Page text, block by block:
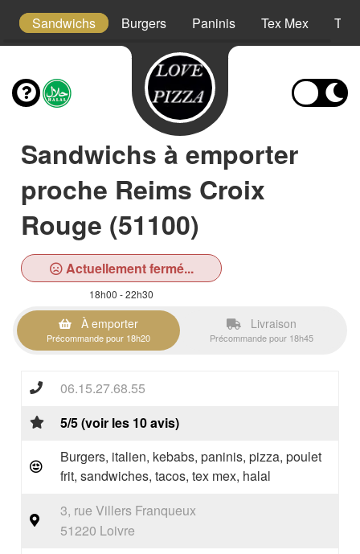
Sandwichs Burgers Paninis Tex Mex
Sandwichs à emporter
proche Reims Croix
Rouge (51100)
Actuellement fermé...
18h00 - 22h30
À emporter
Précommande pour 18h20
Livraison
Précommande pour 18h45
06.15.27.68.55
5/5 (voir les 10 avis)
Burgers, italien, kebabs, paninis, pizza, poulet
frit, sandwiches, tacos, tex mex, halal
3, rue Villers Franqueux
51220 Loivre